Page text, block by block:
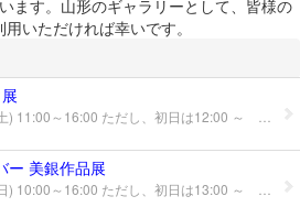
ます。山形のギャラリーとして、皆様の
いただければ幸いです。
ー 美銀作品展